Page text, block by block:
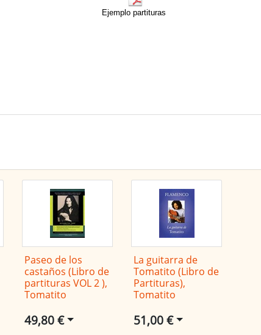
Ejemplo partituras
Paseo de los
castaños (Libro de
partituras VOL 2 ),
Tomatito
49,80 €
La guitarra de
Tomatito (Libro de
Partituras),
Tomatito
51,00 €